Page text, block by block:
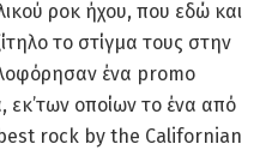
ροκ ήχου, που εδώ και
το στίγμα τους στην
ένα promo
οποίων το ένα από
rock by the Californian